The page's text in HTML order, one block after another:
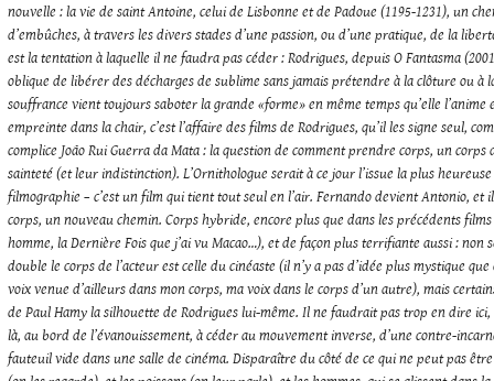
nouvelle : la vie de saint Antoine, celui de Lisbonne et de Padoue (1195-1231), un
d’embûches, à travers les divers stades d’une passion, ou d’une pratique, de la
est la tentation à laquelle il ne faudra pas céder : Rodrigues, depuis O Fantasma
oblique de libérer des décharges de sublime sans jamais prétendre à la clôture ou à
souffrance vient toujours saboter la grande «forme» en même temps qu’elle l’anime
empreinte dans la chair, c’est l’affaire des films de Rodrigues, qu’il les signe seul,
complice João Rui Guerra da Mata : la question de comment prendre corps, un
sainteté (et leur indistinction). L’Ornithologue serait à ce jour l’issue la plus
filmographie – c’est un film qui tient tout seul en l’air. Fernando devient Antonio, et
corps, un nouveau chemin. Corps hybride, encore plus que dans les précédents
homme, la Dernière Fois que j’ai vu Macao…), et de façon plus terrifiante aussi : non
double le corps de l’acteur est celle du cinéaste (il n’y a pas d’idée plus mystique
voix venue d’ailleurs dans mon corps, ma voix dans le corps d’un autre), mais
de Paul Hamy la silhouette de Rodrigues lui-même. Il ne faudrait pas trop en dire
là, au bord de l’évanouissement, à céder au mouvement inverse, d’une contre-
fauteuil vide dans une salle de cinéma. Disparaître du côté de ce qui ne peut pas